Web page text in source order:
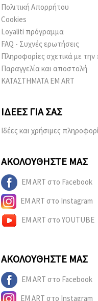
Πολιτική Απορρήτου
Cookies
Loyaliti πρόγραμμα
FAQ - Συχνές ερωτήσεις
Πληροφορίες σχετικά με
Παραγγελία και αποστολή
ΚΑΤΑΣΤΗΜΑΤΑ EM ART
ΙΔΈΕΣ ΓΙΑ ΣΑΣ
Ιδέες και χρήσιμες
ΑΚΟΛΟΥΘΉΣΤΕ ΜΑΣ
EM ART στο Facebook
EM ART στο Instagram
EM ART στο YOUTUBE
ΑΚΟΛΟΥΘΉΣΤΕ ΜΑΣ
EM ART στο Facebook
EM ART στο Instagram